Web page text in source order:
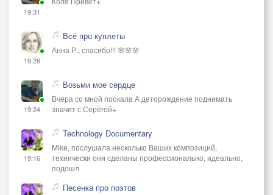
19:31
19:26
Всё про куплеты
Анна Р., спасибо!!! 🌸🌸🌸
19:24
Возьми мое сердце
Вчера со мной поокала А деторождение поднимать
значит с Серёгой+
19:16
Technology Documentary
Mike, послушала несколько Ваших композиций,
технически они сделаны профессионально, идеально,
подошл
Песенка про поэтов